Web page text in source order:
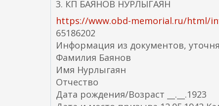
3. КП БАЯНОВ НУРЛЫГАЯН
https://www.obd-memorial.ru/html/
65186202
Информация из документов,
Фамилия Баянов
Имя Нурлыгаян
Отчество
Дата рождения/Возраст __.__.1923